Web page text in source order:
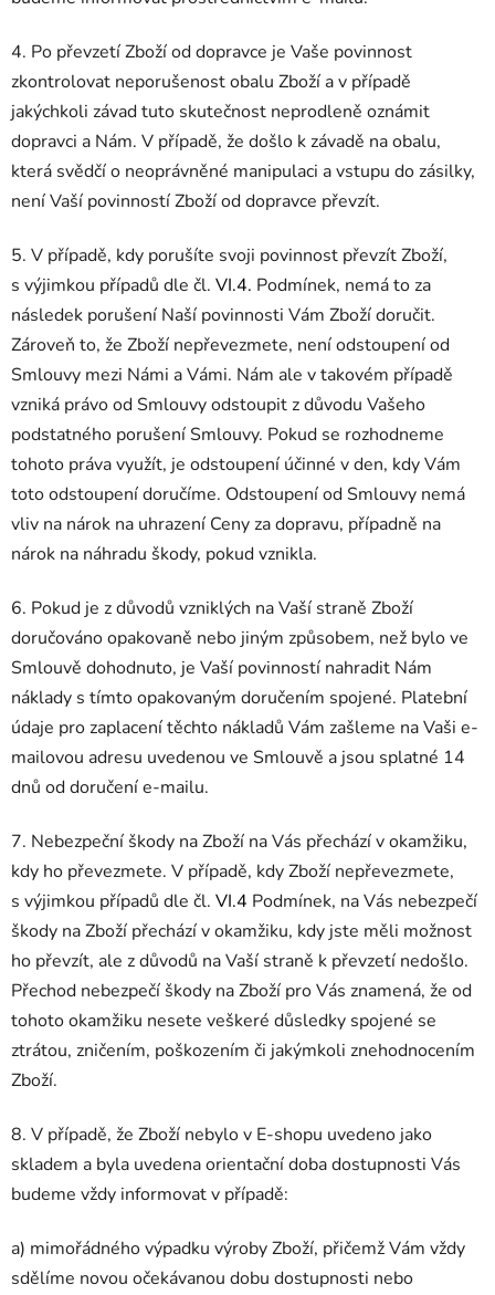
4. Po převzetí Zboží od dopravce je Vaše povinnost
zkontrolovat neporušenost obalu Zboží a v případě
jakýchkoli závad tuto skutečnost neprodleně oznámit
dopravci a Nám. V případě, že došlo k závadě na obalu,
která svědčí o neoprávněné manipulaci a vstupu do zásilky,
není Vaší povinností Zboží od dopravce převzít.
5. V případě, kdy porušíte svoji povinnost převzít Zboží,
s výjimkou případů dle čl. VI.4. Podmínek, nemá to za
následek porušení Naší povinnosti Vám Zboží doručit.
Zároveň to, že Zboží nepřevezmete, není odstoupení od
Smlouvy mezi Námi a Vámi. Nám ale v takovém případě
vzniká právo od Smlouvy odstoupit z důvodu Vašeho
podstatného porušení Smlouvy. Pokud se rozhodneme
tohoto práva využít, je odstoupení účinné v den, kdy Vám
toto odstoupení doručíme. Odstoupení od Smlouvy nemá
vliv na nárok na uhrazení Ceny za dopravu, případně na
nárok na náhradu škody, pokud vznikla.
6. Pokud je z důvodů vzniklých na Vaší straně Zboží
doručováno opakovaně nebo jiným způsobem, než bylo ve
Smlouvě dohodnuto, je Vaší povinností nahradit Nám
náklady s tímto opakovaným doručením spojené. Platební
údaje pro zaplacení těchto nákladů Vám zašleme na Vaši e-
mailovou adresu uvedenou ve Smlouvě a jsou splatné 14
dnů od doručení e-mailu.
7. Nebezpeční škody na Zboží na Vás přechází v okamžiku,
kdy ho převezmete. V případě, kdy Zboží nepřevezmete,
s výjimkou případů dle čl. VI.4 Podmínek, na Vás nebezpečí
škody na Zboží přechází v okamžiku, kdy jste měli možnost
ho převzít, ale z důvodů na Vaší straně k převzetí nedošlo.
Přechod nebezpečí škody na Zboží pro Vás znamená, že od
tohoto okamžiku nesete veškeré důsledky spojené se
ztrátou, zničením, poškozením či jakýmkoli znehodnocením
Zboží.
8. V případě, že Zboží nebylo v E-shopu uvedeno jako
skladem a byla uvedena orientační doba dostupnosti Vás
budeme vždy informovat v případě:
a) mimořádného výpadku výroby Zboží, přičemž Vám vždy
sdělíme novou očekávanou dobu dostupnosti nebo